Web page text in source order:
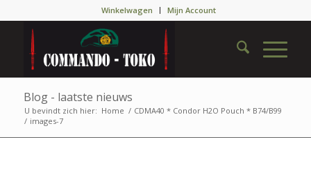
Winkelwagen Mijn Account
Blog - laatste nieuws
U bevindt zich hier: Home / CDMA40 * Condor H2O Pouch * B74/B99
/ images-7